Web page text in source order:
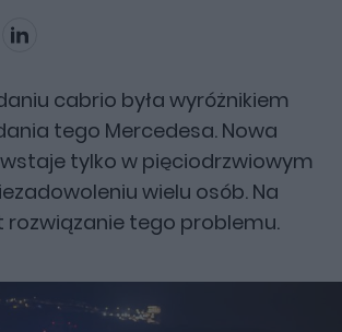
cabrio była wyróżnikiem
tego Mercedesa. Nowa
tylko w pięciodrzwiowym
wielu osób. Na
rozwiązanie tego problemu.